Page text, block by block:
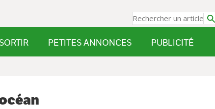
SORTIR PETITES ANNONCES PUBLICITÉ